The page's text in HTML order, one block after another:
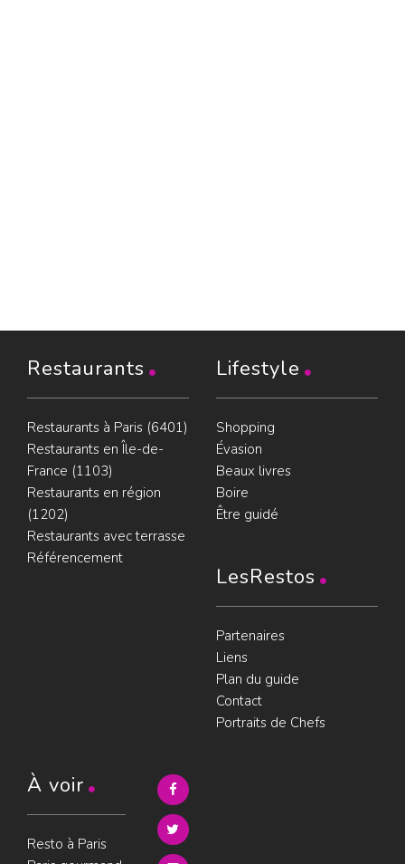
Restaurants
Restaurants à Paris (6401)
Restaurants en Île-de-
France (1103)
Restaurants en région
(1202)
Restaurants avec terrasse
Référencement
Lifestyle
Shopping
Évasion
Beaux livres
Boire
Être guidé
LesRestos
Partenaires
Liens
Plan du guide
Contact
Portraits de Chefs
À voir
Resto à Paris